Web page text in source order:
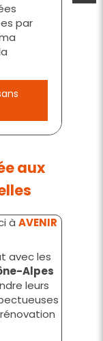
par
aux
à AVENIR
avec les
Alpes
leurs